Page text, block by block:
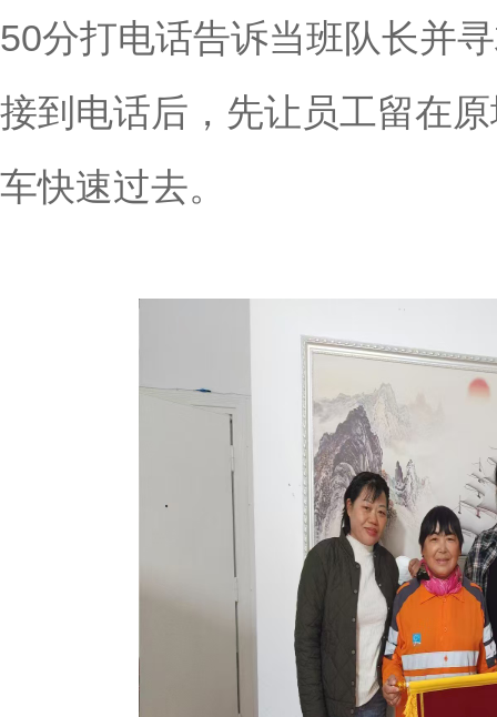
50分打电话告诉当班队长并
接到电话后，先让员工留在
车快速过去。